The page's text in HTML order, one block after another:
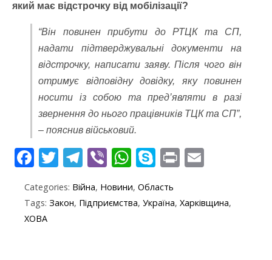
який має відстрочку від мобілізації?
“Він повинен прибути до РТЦК та СП,
надати підтверджувальні документи на
відстрочку, написати заяву. Після чого він
отримує відповідну довідку, яку повинен
носити із собою та пред’являти в разі
звернення до нього працівників ТЦК та СП”,
– пояснив військовий.
F
e
b
T
itt
er
T
el
e
gr
Vi
er
W
at
s
S
y
Pr
t ai
Categories: Війна, Новини, Область
Tags: Закон, Підприємства, Україна, Харківщина,
ХОВА